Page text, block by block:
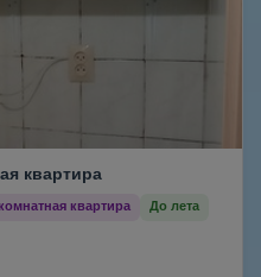
квартира
квартира
До лета